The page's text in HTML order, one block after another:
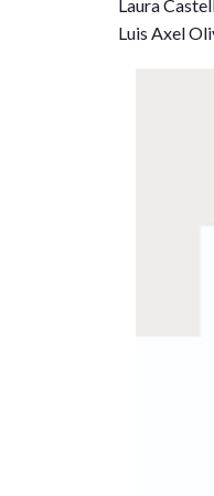
Laura
Luis Axel